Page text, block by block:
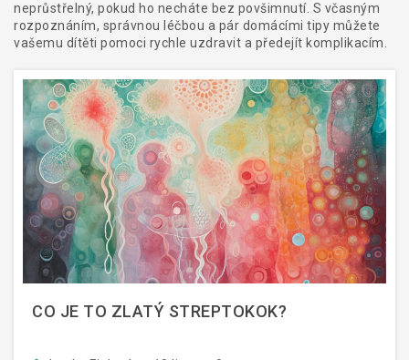
neprůstřelný, pokud ho necháte bez povšimnutí. S včasným
rozpoznáním, správnou léčbou a pár domácími tipy můžete
vašemu dítěti pomoci rychle uzdravit a předejít komplikacím.
CO JE TO ZLATÝ STREPTOKOK?